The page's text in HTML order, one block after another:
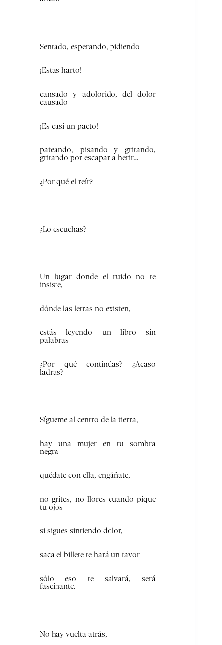
Sentado, esperando, pidiendo
¡Estas harto!
cansado y adolorido, del dolor
causado
¡Es casi un pacto!
pateando, pisando y gritando,
gritando por escapar a herir…
¿Por qué el reír?
¿Lo escuchas?
Un lugar donde el ruido no te
insiste,
dónde las letras no existen,
estás leyendo un libro sin
palabras
¿Por qué continúas? ¿Acaso
ladras?
Sígueme al centro de la tierra,
hay una mujer en tu sombra
negra
quédate con ella, engáñate,
no grites, no llores cuando pique
tu ojos
si sigues sintiendo dolor,
saca el billete te hará un favor
sólo eso te salvará, será
fascinante.
No hay vuelta atrás,